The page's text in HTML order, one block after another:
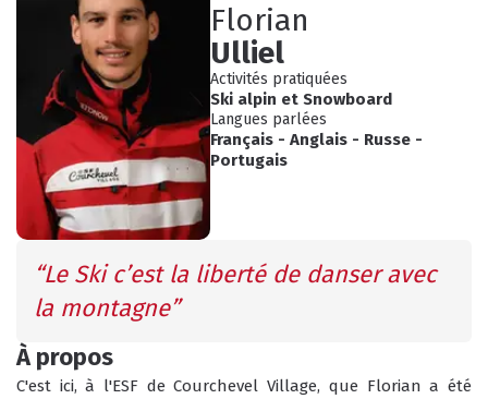
INFOS PRATIQUES
CONSEILS
ANIMATIONS
COURS COLLECTIFS
RÉSERVER
RÉSERVER
Florian
Ulliel
Activités pratiquées
Ski alpin et Snowboard
Langues parlées
Français - Anglais - Russe -
Portugais
“Le Ski c’est la liberté de danser avec
la montagne”
À propos
C'est ici, à l'ESF de Courchevel Village, que Florian a été